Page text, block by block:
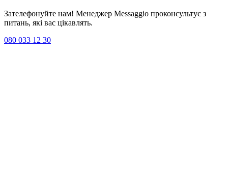
Зателефонуйте нам! Менеджер Messaggio проконсультує з
питань, які вас цікавлять.
080 033 12 30